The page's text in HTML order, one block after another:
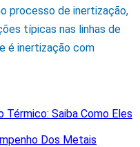
processo de inertização,
típicas nas linhas de
é inertização com
Saiba Como Eles
Dos Metais